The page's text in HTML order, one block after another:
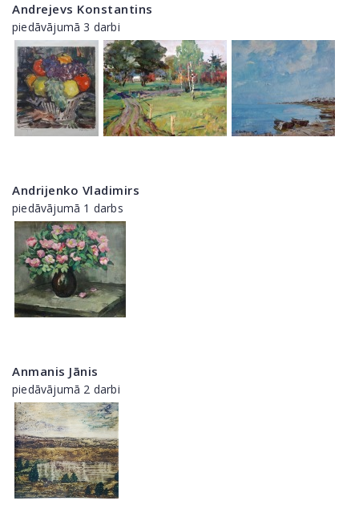
Andrejevs Konstantins
piedāvājumā 3 darbi
Andrijenko Vladimirs
piedāvājumā 1 darbs
Anmanis Jānis
piedāvājumā 2 darbi